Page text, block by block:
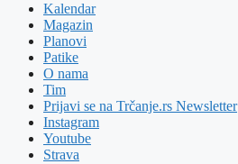
Kalendar
Magazin
Planovi
Patike
O nama
Tim
Prijavi se na Trčanje.rs Newsletter
Instagram
Youtube
Strava